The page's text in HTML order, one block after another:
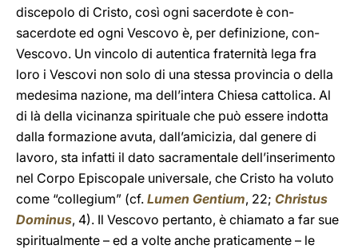
discepolo di Cristo, così ogni sacerdote è con-
sacerdote ed ogni Vescovo è, per definizione, con-
Vescovo. Un vincolo di autentica fraternità lega fra
loro i Vescovi non solo di una stessa provincia o della
medesima nazione, ma dell’intera Chiesa cattolica. Al
di là della vicinanza spirituale che può essere indotta
dalla formazione avuta, dall’amicizia, dal genere di
lavoro, sta infatti il dato sacramentale dell’inserimento
nel Corpo Episcopale universale, che Cristo ha voluto
come “collegium” (cf. Lumen Gentium, 22; Christus
Dominus, 4). Il Vescovo pertanto, è chiamato a far sue
spiritualmente – ed a volte anche praticamente – le